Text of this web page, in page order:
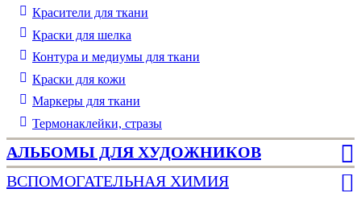
Красители для ткани
Краски для шелка
Контура и медиумы для ткани
Краски для кожи
Маркеры для ткани
Термонаклейки, стразы
АЛЬБОМЫ ДЛЯ ХУДОЖНИКОВ
ВСПОМОГАТЕЛЬНАЯ ХИМИЯ